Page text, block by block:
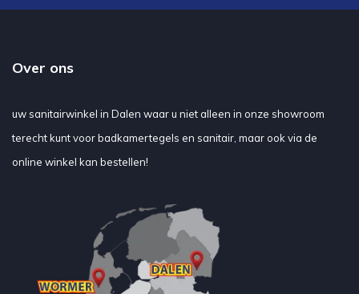
Over ons
uw sanitairwinkel in Dalen waar u niet alleen in onze showroom
terecht kunt voor badkamertegels en sanitair, maar ook via de
online winkel kan bestellen!